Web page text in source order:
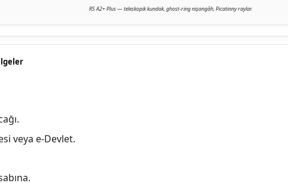
RS A2+ Plus — teleskopik kundak, ghost-ring nişangâh, Picatinny raylar.
veya e-Devlet.